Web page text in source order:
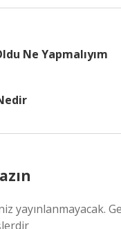
Ne Yapmalıyım
yayınlanmayacak.